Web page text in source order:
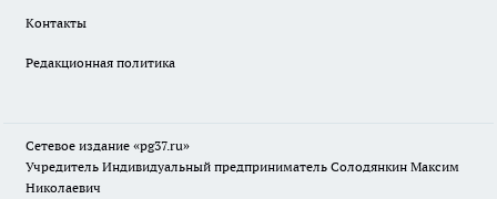
Контакты
Редакционная политика
Сетевое издание «pg37.ru»
Учредитель Индивидуальный предприниматель Солодянкин Максим
Николаевич